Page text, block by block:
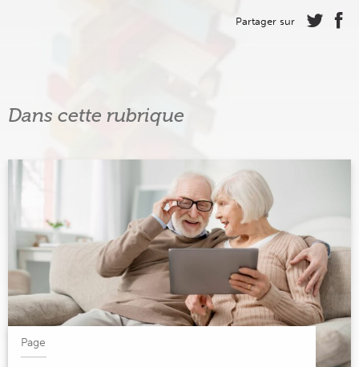
Partager sur
Dans cette rubrique
Page